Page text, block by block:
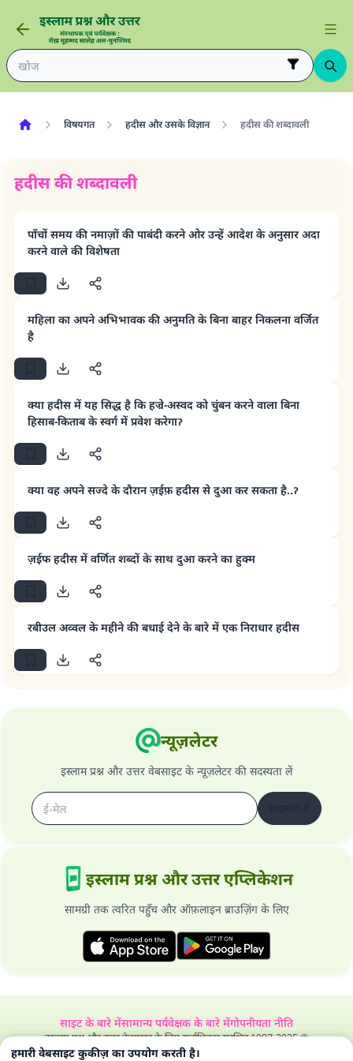
विषयगत हदीस और उसके विज्ञान हदीस की शब्दावली
हदीस की शब्दावली
पाँचों समय की नमाज़ों की पाबंदी करने ओर उन्हें आदेश के अनुसार अदा
करने वाले की विशेषता
महिला का अपने अभिभावक की अनुमति के बिना बाहर निकलना वर्जित
है
क्या हदीस में यह सिद्ध है कि हज्रे-अस्वद को चुंबन करने वाला बिना
हिसाब-किताब के स्वर्ग में प्रवेश करेगाॽ
क्या वह अपने सज्दे के दौरान ज़ईफ़ हदीस से दुआ कर सकता है..ॽ
ज़ईफ हदीस में वर्णित शब्दों के साथ दुआ करने का हुक्म
रबीउल अव्वल के महीने की बधाई देने के बारे में एक निराधार हदीस
न्यूज़लेटर
इस्लाम प्रश्न और उत्तर वेबसाइट के न्यूज़लेटर की सदस्यता लें
इस्लाम प्रश्न और उत्तर एप्लिकेशन
सामग्री तक त्वरित पहुँच और ऑफ़लाइन ब्राउज़िंग के लिए
साइट के बारे मेंसामान्य पर्यवेक्षक के बारे मेंगोपनीयता नीति
इस्लाम प्रश्न और उत्तर वेबसाइट के लिए सर्वाधिकार सुरक्षित 1997-2025 ©
उत्तर संख्या 110845 ने एक शादी बचाई।.
उम्मत के प्रश्नों का उत्तर देने में हमारी सहायता करें
'जो व्यक्ति भलाई का मार्ग दर्शाए, उसके लिए उस भलाई के
हमारी वेबसाइट कुकीज़ का उपयोग करती है।